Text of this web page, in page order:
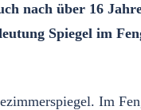
nach über 16
Spiegel im
Im